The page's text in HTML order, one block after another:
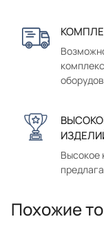
Высокое
Похожие